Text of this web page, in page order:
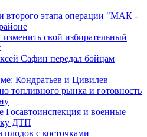
второго этапа операции "МАК -
свой избирательный
Сафин передал бойцам
Кондратьев и Цивилев
топливного рынка и готовность
Госавтоинспекция и военные
ДТП
плодов с косточками